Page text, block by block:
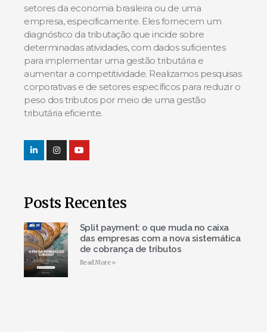
setores da economia brasileira ou de uma
empresa, especificamente. Eles fornecem um
diagnóstico da tributação que incide sobre
determinadas atividades, com dados suficientes
para implementar uma gestão tributária e
aumentar a competitividade. Realizamos pesquisas
corporativas e de setores específicos para reduzir o
peso dos tributos por meio de uma gestão
tributária eficiente.
Posts Recentes
Split payment: o que muda no caixa
das empresas com a nova sistemática
de cobrança de tributos
Read More »